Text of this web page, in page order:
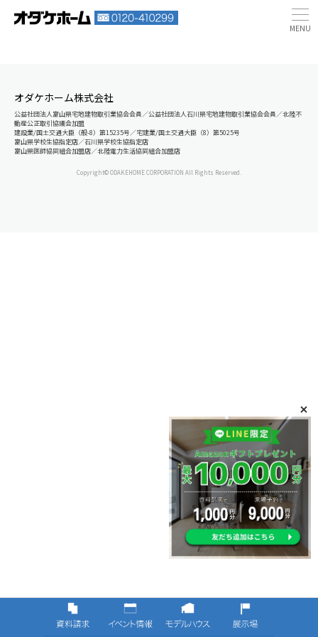
オダケホーム株式会社
公益社団法人富山県宅地建物取引業協会会員／公益社団法人石川県宅地建物取引業協会会員／北陸不
動産公正取引協議会加盟
建設業/国土交通大臣（般-8）第15235号／宅建業/国土交通大臣（8）第5025号
富山県学校生協指定店／石川県学校生協指定店
富山県医師協同組合加盟店／北陸電力生活協同組合加盟店
Copyright© ODAKEHOME CORPORATION All Rights Reserved.